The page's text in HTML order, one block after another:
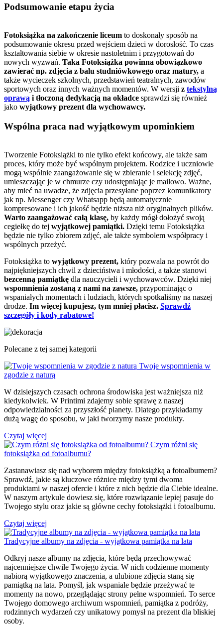
Podsumowanie etapu życia
Fotoksiążka na zakończenie liceum to doskonały sposób na
podsumowanie okresu przed wejściem dzieci w dorosłość. To czas
kształtowania siebie w okresie nastoletnim i przygotowań do
nowych wyzwań. Taka Fotoksiążka powinna obowiązkowo
zawierać np. zdjęcia z balu studniówkowego oraz matury, a
także wycieczek szkolnych, przedstawień teatralnych, zawodów
sportowych oraz innych ważnych momentów. W wersji z tekstylną
oprawą i tłoczoną dedykacją na okładce sprawdzi się również
jako wyjątkowy prezent dla wychowawcy.
Wspólna praca nad wyjątkowym upominkiem
Tworzenie Fotoksiążki to nie tylko efekt końcowy, ale także sam
proces, który może być wspólnym projektem. Rodzice i uczniowie
mogą wspólnie zaangażowanie się w zbieranie i selekcję zdjęć,
umieszczając je w chmurze czy udostępniając je mailowo. Ważne,
aby mieć na uwadze, że zdjęcia przesyłane poprzez komunikatory
jak np. Messenger czy Whatsapp będą automatycznie
kompresowane i ich jakość będzie niższa niż oryginalnych plików.
Warto zaangażować całą klasę, by każdy mógł dołożyć swoją
cegiełkę do tej wyjątkowej pamiątki. Dzięki temu Fotoksiążka
będzie nie tylko zbiorem zdjęć, ale także symbolem współpracy i
wspólnych przeżyć.
Fotoksiążka to wyjątkowy prezent, który pozwala na powrót do
najpiękniejszych chwil z dzieciństwa i młodości, a także stanowi
bezcenną pamiątkę dla nauczycieli i wychowawców. Dzięki niej
wspomnienia zostaną z nami na zawsze, przypominając o
wspaniałych momentach i ludziach, których spotkaliśmy na naszej
drodze. Im więcej kupujesz, tym mniej płacisz. Sprawdź
szczegóły i kody rabatowe!
Polecane z tej samej kategorii
Twoje wspomnienia w
zgodzie z naturą
W dzisiejszych czasach ochrona środowiska jest ważniejsza niż
kiedykolwiek. W Printimi zdajemy sobie sprawę z naszej
odpowiedzialności za przyszłość planety. Dlatego przykładamy
dużą wagę do sposobu, w jaki tworzymy nasze produkty.
Czytaj więcej
Czym różni się
fotoksiążka od fotoalbumu?
Zastanawiasz się nad wyborem między fotoksiążką a fotoalbumem?
Sprawdź, jakie są kluczowe różnice między tymi dwoma
produktami w naszej ofercie i które z nich będzie dla Ciebie idealne.
W naszym artykule dowiesz się, które rozwiązanie lepiej pasuje do
Twojego stylu oraz jakie są główne cechy fotoksiążki i fotoalbumu.
Czytaj więcej
Tradycyjne albumy na zdjęcia - wyjątkowa pamiątka na lata
Odkryj nasze albumy na zdjęcia, które będą przechowywać
najcenniejsze chwile Twojego życia. W nich codzienne momenty
nabiorą wyjątkowego znaczenia, a ulubione zdjęcia staną się
pamiątką na lata. Pomyśl, jak wspaniale będzie przeżywać te
momenty na nowo, przeglądając strony pełne wspomnień. To serce
Twojego domowego archiwum wspomnień, pamiątka z podróży,
rodzinnych wydarzeń czy unikatowy pomysł na prezent dla bliskiej
osoby.